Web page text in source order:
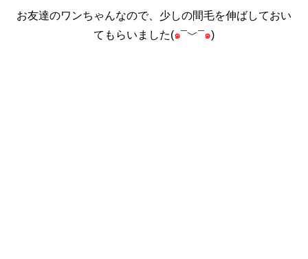
お友達のワンちゃんなので、少しの間毛を伸ばしておい
てもらいました(๑¯﹀¯๑)